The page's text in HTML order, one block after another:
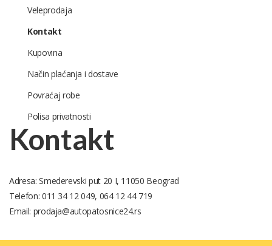
Veleprodaja
Kontakt
Kupovina
Način plaćanja i dostave
Povraćaj robe
Polisa privatnosti
Kontakt
Adresa: Smederevski put 20 I, 11050 Beograd
Telefon: 011 34 12 049, 064 12 44 719
Email: prodaja@autopatosnice24.rs